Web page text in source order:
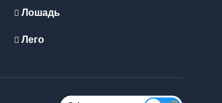
Лошадь
Лего